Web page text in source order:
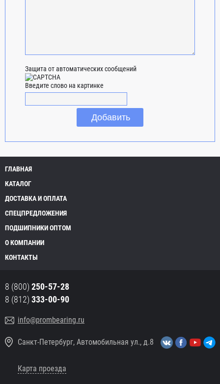
Защита от автоматических сообщений
Введите слово на картинке
ГЛАВНАЯ
КАТАЛОГ
ДОСТАВКА И ОПЛАТА
СПЕЦПРЕДЛОЖЕНИЯ
ПОДШИПНИКИ ОПТОМ
О КОМПАНИИ
КОНТАКТЫ
8 (800) 250-57-28
8 (812) 333-00-90
info@prombearing.ru
Санкт-Петербург, Автомобильная ул., д.8
Карта проезда